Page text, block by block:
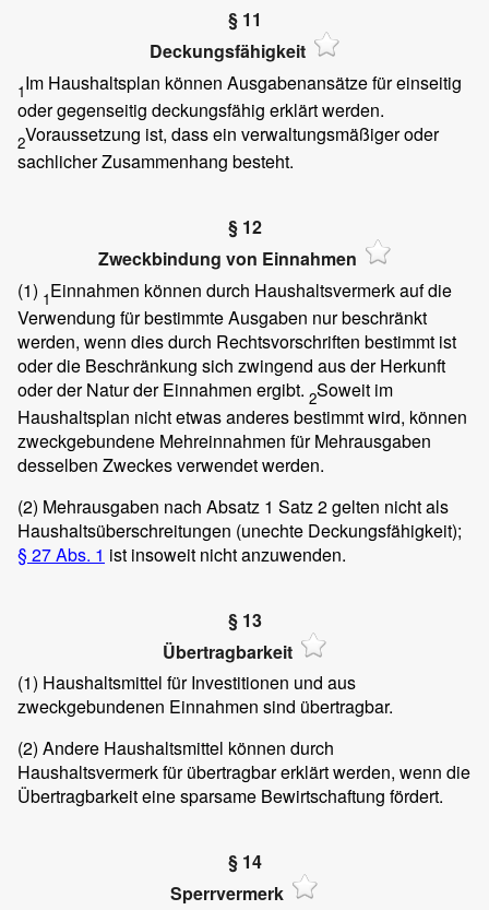
§ 11
Deckungsfähigkeit
1Im Haushaltsplan können Ausgabenansätze für einseitig
oder gegenseitig deckungsfähig erklärt werden.
2Voraussetzung ist, dass ein verwaltungsmäßiger oder
sachlicher Zusammenhang besteht.
§ 12
Zweckbindung von Einnahmen
(1) 1Einnahmen können durch Haushaltsvermerk auf die
Verwendung für bestimmte Ausgaben nur beschränkt
werden, wenn dies durch Rechtsvorschriften bestimmt ist
oder die Beschränkung sich zwingend aus der Herkunft
oder der Natur der Einnahmen ergibt. 2Soweit im
Haushaltsplan nicht etwas anderes bestimmt wird, können
zweckgebundene Mehreinnahmen für Mehrausgaben
desselben Zweckes verwendet werden.
(2) Mehrausgaben nach Absatz 1 Satz 2 gelten nicht als
Haushaltsüberschreitungen (unechte Deckungsfähigkeit);
§ 27 Abs. 1 ist insoweit nicht anzuwenden.
§ 13
Übertragbarkeit
(1) Haushaltsmittel für Investitionen und aus
zweckgebundenen Einnahmen sind übertragbar.
(2) Andere Haushaltsmittel können durch
Haushaltsvermerk für übertragbar erklärt werden, wenn die
Übertragbarkeit eine sparsame Bewirtschaftung fördert.
§ 14
Sperrvermerk